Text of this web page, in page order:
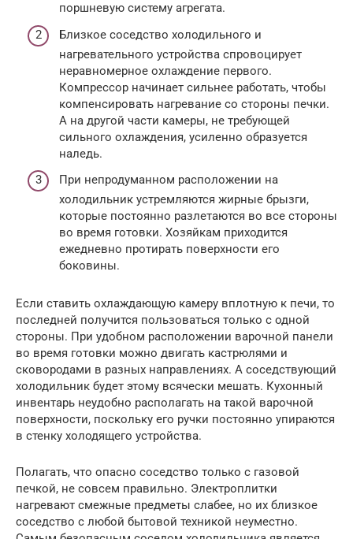
поршневую систему агрегата.
Близкое соседство холодильного и
нагревательного устройства спровоцирует
неравномерное охлаждение первого.
Компрессор начинает сильнее работать, чтобы
компенсировать нагревание со стороны печки.
А на другой части камеры, не требующей
сильного охлаждения, усиленно образуется
наледь.
При непродуманном расположении на
холодильник устремляются жирные брызги,
которые постоянно разлетаются во все стороны
во время готовки. Хозяйкам приходится
ежедневно протирать поверхности его
боковины.
Если ставить охлаждающую камеру вплотную к печи, то
последней получится пользоваться только с одной
стороны. При удобном расположении варочной панели
во время готовки можно двигать кастрюлями и
сковородами в разных направлениях. А соседствующий
холодильник будет этому всячески мешать. Кухонный
инвентарь неудобно располагать на такой варочной
поверхности, поскольку его ручки постоянно упираются
в стенку холодящего устройства.
Полагать, что опасно соседство только с газовой
печкой, не совсем правильно. Электроплитки
нагревают смежные предметы слабее, но их близкое
соседство с любой бытовой техникой неуместно.